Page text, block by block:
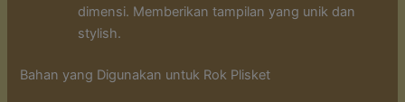
dimensi. Memberikan tampilan yang unik dan
stylish.
Bahan yang Digunakan untuk Rok Plisket